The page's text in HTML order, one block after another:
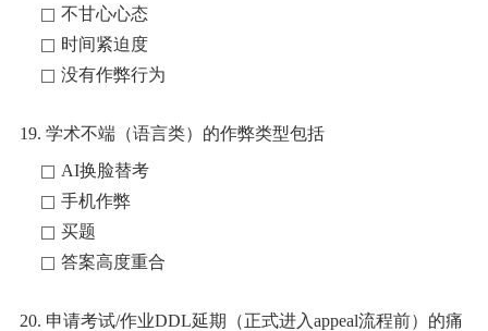
不甘心心态
时间紧迫度
没有作弊行为
19. 学术不端（语言类）的作弊类型包括
AI换脸替考
手机作弊
买题
答案高度重合
20. 申请考试/作业DDL延期（正式进入appeal流程前）的痛